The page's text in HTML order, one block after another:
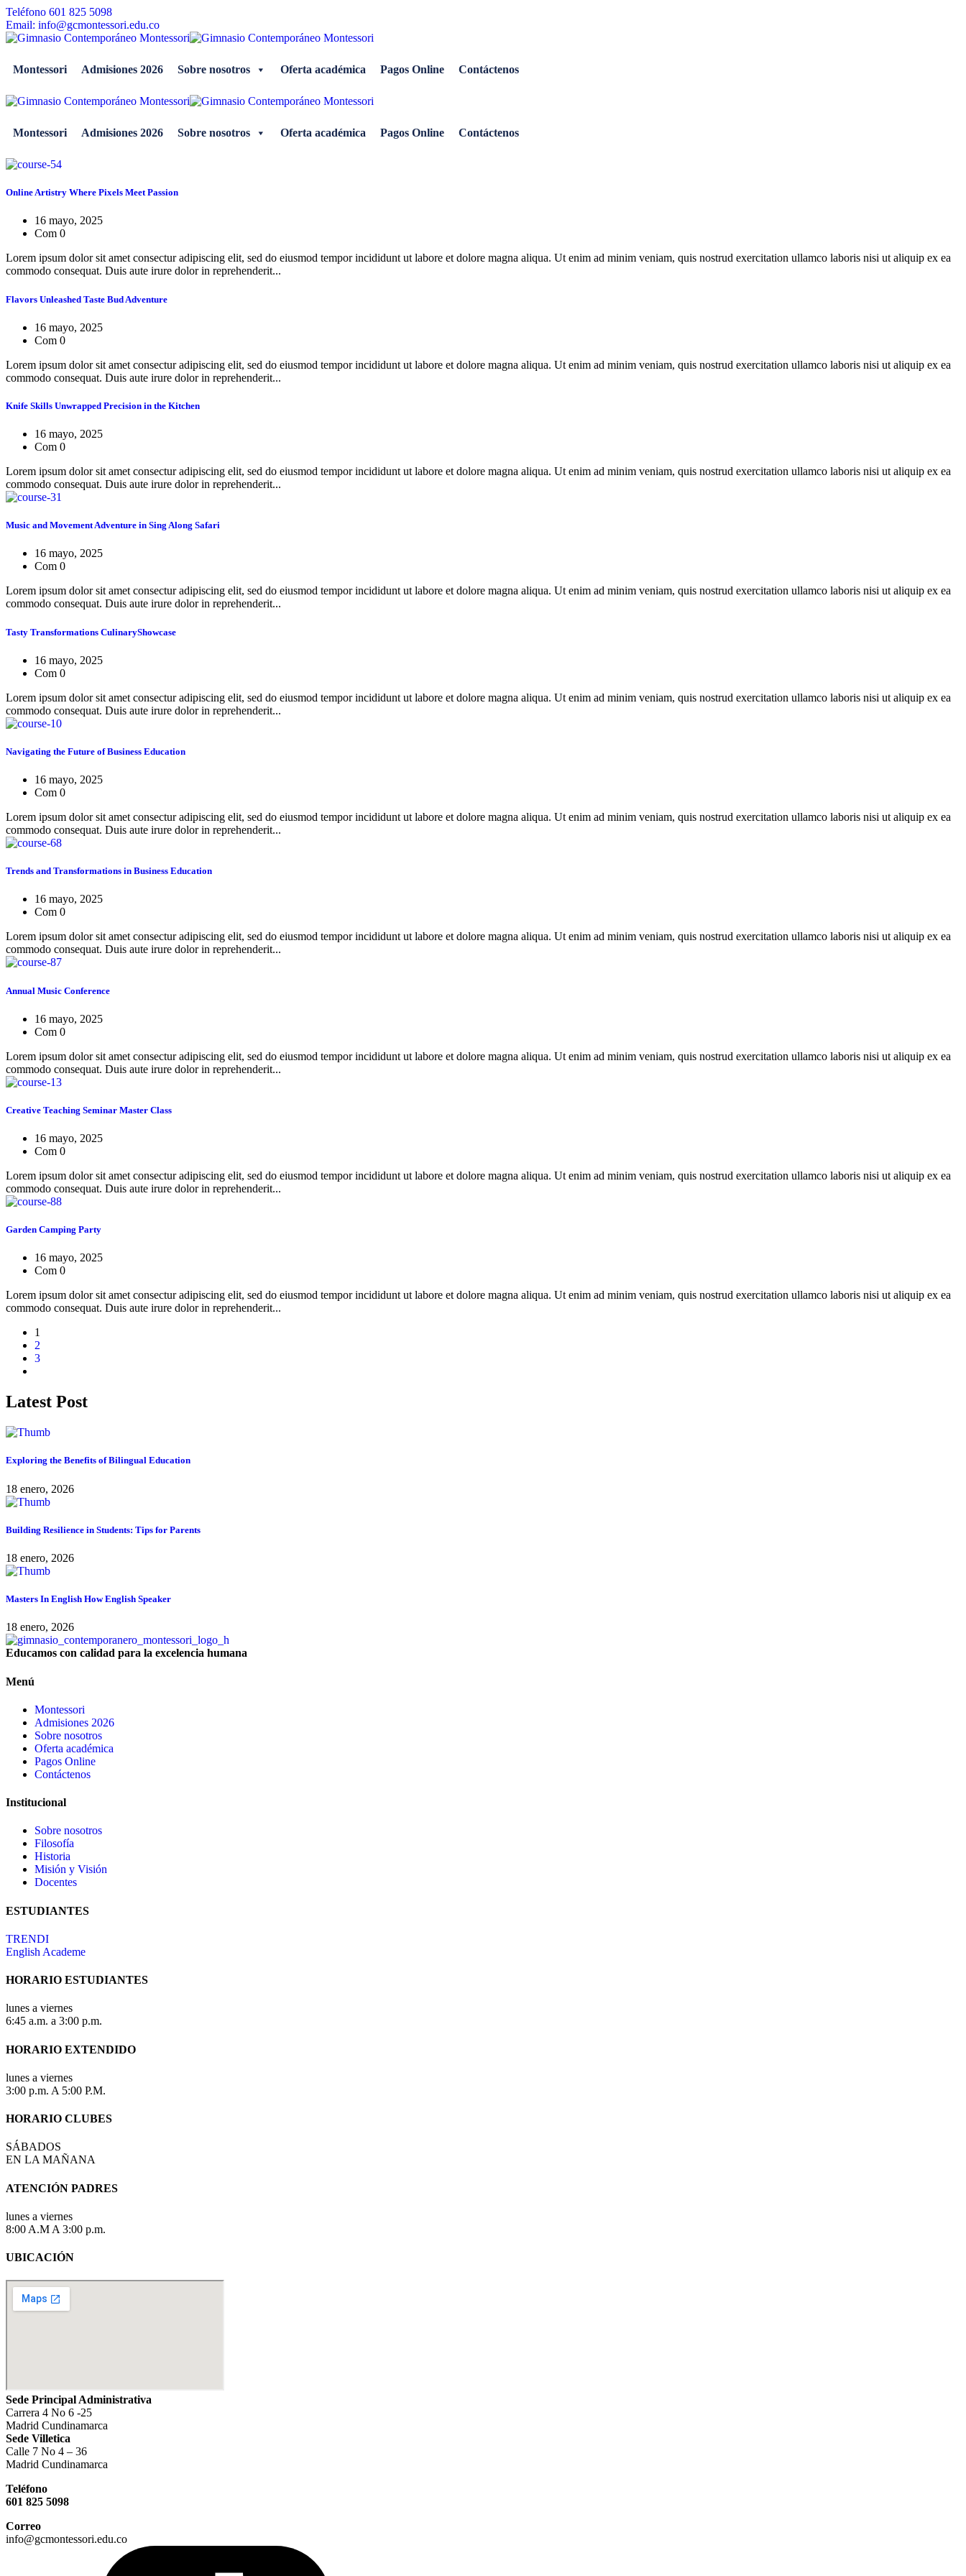
Skip
to
content
Teléfono 601 825 5098
Email: info@gcmontessori.edu.co
Montessori Admisiones 2026 Sobre nosotros Oferta académica Pagos Online Contáctenos
Montessori Admisiones 2026 Sobre nosotros Oferta académica Pagos Online Contáctenos
Online Artistry Where Pixels Meet Passion
16 mayo, 2025
Com 0
Lorem ipsum dolor sit amet consectur adipiscing elit, sed do eiusmod tempor incididunt ut labore et dolore magna aliqua. Ut enim ad minim veniam, quis nostrud exercitation ullamco laboris nisi ut aliquip ex ea
commodo consequat. Duis aute irure dolor in reprehenderit...
Flavors Unleashed Taste Bud Adventure
16 mayo, 2025
Com 0
Lorem ipsum dolor sit amet consectur adipiscing elit, sed do eiusmod tempor incididunt ut labore et dolore magna aliqua. Ut enim ad minim veniam, quis nostrud exercitation ullamco laboris nisi ut aliquip ex ea
commodo consequat. Duis aute irure dolor in reprehenderit...
Knife Skills Unwrapped Precision in the Kitchen
16 mayo, 2025
Com 0
Lorem ipsum dolor sit amet consectur adipiscing elit, sed do eiusmod tempor incididunt ut labore et dolore magna aliqua. Ut enim ad minim veniam, quis nostrud exercitation ullamco laboris nisi ut aliquip ex ea
commodo consequat. Duis aute irure dolor in reprehenderit...
Music and Movement Adventure in Sing Along Safari
16 mayo, 2025
Com 0
Lorem ipsum dolor sit amet consectur adipiscing elit, sed do eiusmod tempor incididunt ut labore et dolore magna aliqua. Ut enim ad minim veniam, quis nostrud exercitation ullamco laboris nisi ut aliquip ex ea
commodo consequat. Duis aute irure dolor in reprehenderit...
Tasty Transformations CulinaryShowcase
16 mayo, 2025
Com 0
Lorem ipsum dolor sit amet consectur adipiscing elit, sed do eiusmod tempor incididunt ut labore et dolore magna aliqua. Ut enim ad minim veniam, quis nostrud exercitation ullamco laboris nisi ut aliquip ex ea
commodo consequat. Duis aute irure dolor in reprehenderit...
Navigating the Future of Business Education
16 mayo, 2025
Com 0
Lorem ipsum dolor sit amet consectur adipiscing elit, sed do eiusmod tempor incididunt ut labore et dolore magna aliqua. Ut enim ad minim veniam, quis nostrud exercitation ullamco laboris nisi ut aliquip ex ea
commodo consequat. Duis aute irure dolor in reprehenderit...
Trends and Transformations in Business Education
16 mayo, 2025
Com 0
Lorem ipsum dolor sit amet consectur adipiscing elit, sed do eiusmod tempor incididunt ut labore et dolore magna aliqua. Ut enim ad minim veniam, quis nostrud exercitation ullamco laboris nisi ut aliquip ex ea
commodo consequat. Duis aute irure dolor in reprehenderit...
Annual Music Conference
16 mayo, 2025
Com 0
Lorem ipsum dolor sit amet consectur adipiscing elit, sed do eiusmod tempor incididunt ut labore et dolore magna aliqua. Ut enim ad minim veniam, quis nostrud exercitation ullamco laboris nisi ut aliquip ex ea
commodo consequat. Duis aute irure dolor in reprehenderit...
Creative Teaching Seminar Master Class
16 mayo, 2025
Com 0
Lorem ipsum dolor sit amet consectur adipiscing elit, sed do eiusmod tempor incididunt ut labore et dolore magna aliqua. Ut enim ad minim veniam, quis nostrud exercitation ullamco laboris nisi ut aliquip ex ea
commodo consequat. Duis aute irure dolor in reprehenderit...
Garden Camping Party
16 mayo, 2025
Com 0
Lorem ipsum dolor sit amet consectur adipiscing elit, sed do eiusmod tempor incididunt ut labore et dolore magna aliqua. Ut enim ad minim veniam, quis nostrud exercitation ullamco laboris nisi ut aliquip ex ea
commodo consequat. Duis aute irure dolor in reprehenderit...
1
2
3
Latest Post
Exploring the Benefits of Bilingual Education
18 enero, 2026
Building Resilience in Students: Tips for Parents
18 enero, 2026
Masters In English How English Speaker
18 enero, 2026
Educamos con calidad para la excelencia humana
Menú
Montessori
Admisiones 2026
Sobre nosotros
Oferta académica
Pagos Online
Contáctenos
Institucional
Sobre nosotros
Filosofía
Historia
Misión y Visión
Docentes
ESTUDIANTES
TRENDI
English Academe
HORARIO ESTUDIANTES
lunes a viernes
6:45 a.m. a 3:00 p.m.
HORARIO EXTENDIDO
lunes a viernes
3:00 p.m. A 5:00 P.M.
HORARIO CLUBES
SÁBADOS
EN LA MAÑANA
ATENCIÓN PADRES
lunes a viernes
8:00 A.M A 3:00 p.m.
UBICACIÓN
Sede Principal Administrativa
Carrera 4 No 6 -25
Madrid Cundinamarca
Sede Villetica
Calle 7 No 4 – 36
Madrid Cundinamarca
Teléfono
601 825 5098
Correo
info@gcmontessori.edu.co